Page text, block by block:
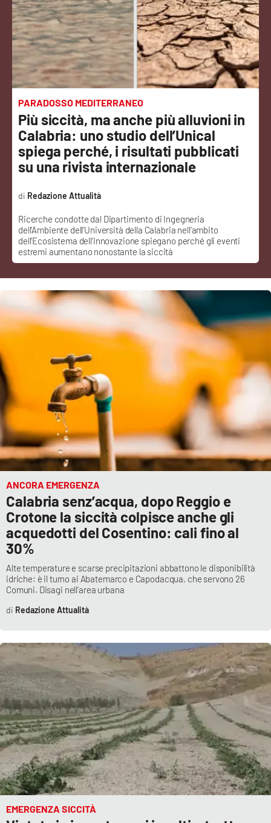
Sanità
Sport
Cultura
Podcast
Meteo
Editoriali
Ambiente
Cronaca
Cultura
Economia e Lavoro
Politica
Sanità
Società
Sport
RUBRICHE
Good Morning Vietnam
Parchi Marini Calabria
Leggendo Alvaro insieme
Imprese Di Calabria
Le perfidie di Antonella Grippo
Venti di comunicazione
STREAMING
LaC TV
LaC Network
LaC OnAir
PARADOSSO MEDITERRANEO
Più siccità, ma anche più alluvioni in
Calabria: uno studio dell’Unical
spiega perché, i risultati pubblicati
su una rivista internazionale
Ricerche condotte dal Dipartimento di Ingegneria
dell’Ambiente dell’Università della Calabria nell’ambito
dell’Ecosistema dell’Innovazione spiegano perché gli eventi
estremi aumentano nonostante la siccità
Redazione Attualità
ANCORA EMERGENZA
Calabria senz’acqua, dopo Reggio e
Crotone la siccità colpisce anche gli
acquedotti del Cosentino: cali fino al
30%
Alte temperature e scarse precipitazioni abbattono le disponibilità
idriche: è il turno ai Abatemarco e Capodacqua, che servono 26
Comuni. Disagi nell’area urbana
Redazione Attualità
EMERGENZA SICCITÀ